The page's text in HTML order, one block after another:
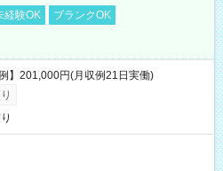
経験OK
ブランクOK
】201,000円(月収例21日実働)